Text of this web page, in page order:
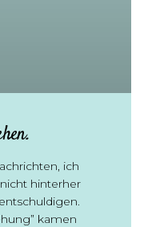
ich
hinterher
kamen